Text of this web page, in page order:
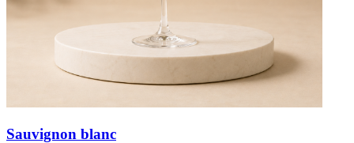
Sauvignon blanc